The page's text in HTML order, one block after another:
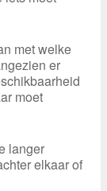
met welke
er
moet
langer
elkaar of